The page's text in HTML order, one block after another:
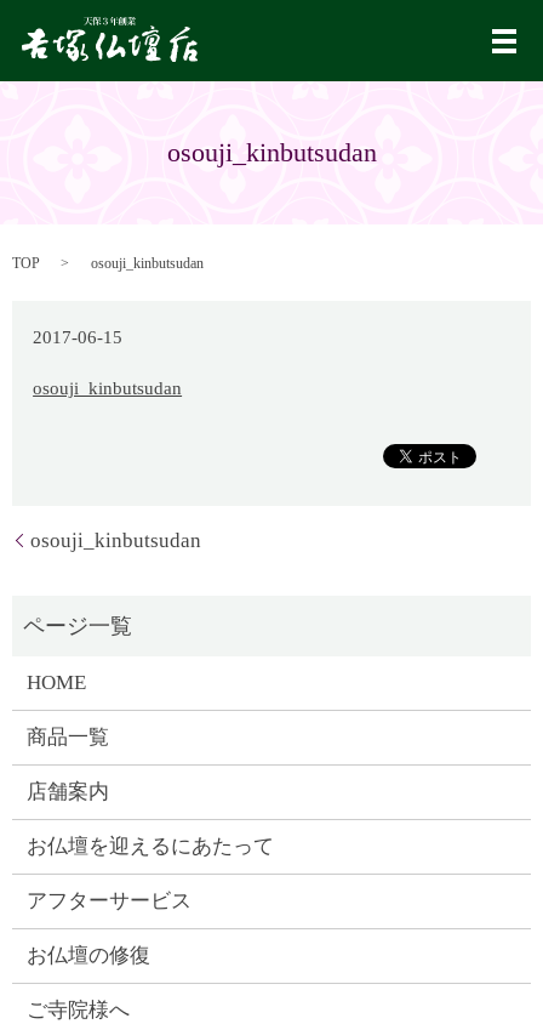
メ
osouji_kinbutsudan
TOP osouji_kinbutsudan
2017-06-15
osouji_kinbutsudan
osouji_kinbutsudan
HOME
商品一覧
店舗案内
お仏壇を迎えるにあたって
アフターサービス
お仏壇の修復
ご寺院様へ